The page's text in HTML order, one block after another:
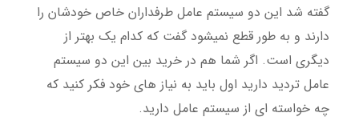
گفته شد این دو سیستم عامل طرفداران خاص خودشان را
دارند و به طور قطع نمیشود گفت که کدام یک بهتر از
دیگری است. اگر شما هم در خرید بین این دو سیستم
عامل تردید دارید اول باید به نیاز های خود فکر کنید که
چه خواسته ای از سیستم عامل دارید.